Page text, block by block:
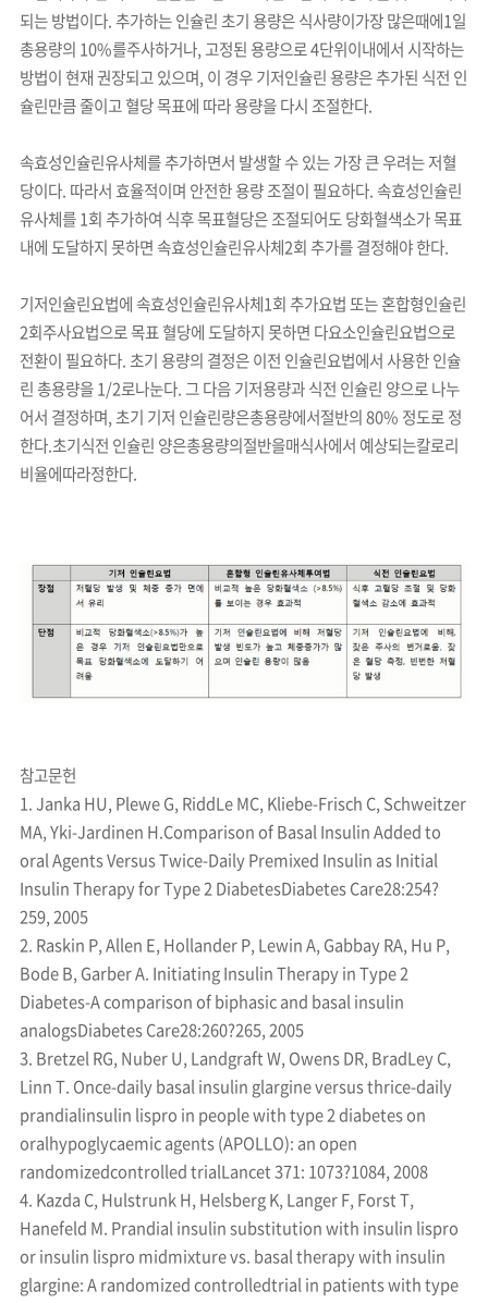
되는 방법이다. 추가하는 인슐린 초기 용량은 식사량이가장 많은때에1일
총용량의 10%를주사하거나, 고정된 용량으로 4단위이내에서 시작하는
방법이 현재 권장되고 있으며, 이 경우 기저인슐린 용량은 추가된 식전 인
슐린만큼 줄이고 혈당 목표에 따라 용량을 다시 조절한다.
속효성인슐린유사체를 추가하면서 발생할 수 있는 가장 큰 우려는 저혈
당이다. 따라서 효율적이며 안전한 용량 조절이 필요하다. 속효성인슐린
유사체를 1회 추가하여 식후 목표혈당은 조절되어도 당화혈색소가 목표
내에 도달하지 못하면 속효성인슐린유사체2회 추가를 결정해야 한다.
기저인슐린요법에 속효성인슐린유사체1회 추가요법 또는 혼합형인슐린
2회주사요법으로 목표 혈당에 도달하지 못하면 다요소인슐린요법으로
전환이 필요하다. 초기 용량의 결정은 이전 인슐린요법에서 사용한 인슐
린 총용량을 1/2로나눈다. 그 다음 기저용량과 식전 인슐린 양으로 나누
어서 결정하며, 초기 기저 인슐린량은총용량에서절반의 80% 정도로 정
한다.초기식전 인슐린 양은총용량의절반을매식사에서 예상되는칼로리
비율에따라정한다.
참고문헌
1. Janka HU, Plewe G, RiddLe MC, Kliebe-Frisch C, Schweitzer
MA, Yki-Jardinen H.Comparison of Basal Insulin Added to
oral Agents Versus Twice-Daily Premixed Insulin as Initial
Insulin Therapy for Type 2 DiabetesDiabetes Care28:254?
259, 2005
2. Raskin P, Allen E, Hollander P, Lewin A, Gabbay RA, Hu P,
Bode B, Garber A. Initiating Insulin Therapy in Type 2
Diabetes-A comparison of biphasic and basal insulin
analogsDiabetes Care28:260?265, 2005
3. Bretzel RG, Nuber U, Landgraft W, Owens DR, BradLey C,
Linn T. Once-daily basal insulin glargine versus thrice-daily
prandialinsulin lispro in people with type 2 diabetes on
oralhypoglycaemic agents (APOLLO): an open
randomizedcontrolled trialLancet 371: 1073?1084, 2008
4. Kazda C, Hulstrunk H, Helsberg K, Langer F, Forst T,
Hanefeld M. Prandial insulin substitution with insulin lispro
or insulin lispro midmixture vs. basal therapy with insulin
glargine: A randomized controlledtrial in patients with type